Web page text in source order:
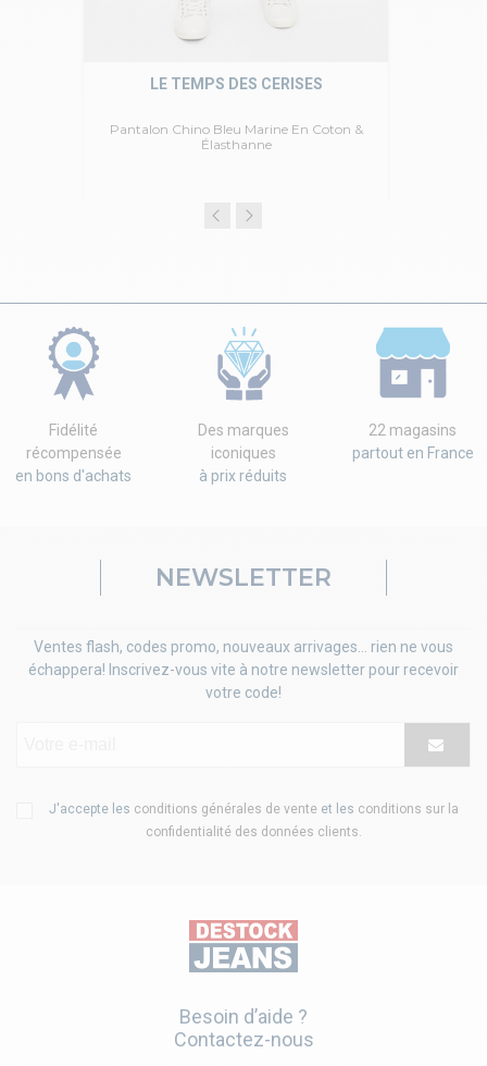
Pantalon Chino Bleu Marine En Coton &
Élasthanne
LE TEMPS DES CERISES
Fidélité
récompensée
en bons d'achats
Des marques
iconiques
à prix réduits
22 magasins
partout en France
NEWSLETTER
Ventes flash, codes promo, nouveaux arrivages... rien ne vous
échappera! Inscrivez-vous vite à notre newsletter pour recevoir
votre code!
J'accepte les conditions générales de vente et les conditions sur la
confidentialité des données clients
Besoin d’aide ?
Contactez-nous